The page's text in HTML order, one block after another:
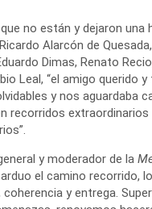
no están y dejaron una
Alarcón de
Dimas, Renato
Leal, “el amigo querido
y nos aguardaba
recorridos extraordinarios
y moderador de la
el camino recorrido,
y entrega.